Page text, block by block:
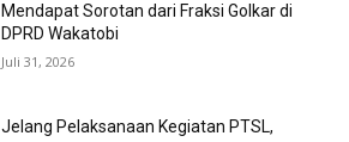
Mendapat Sorotan dari Fraksi Golkar di
DPRD Wakatobi
Juli 31, 2026
Jelang Pelaksanaan Kegiatan PTSL,